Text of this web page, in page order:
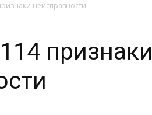
неисправности
признаки